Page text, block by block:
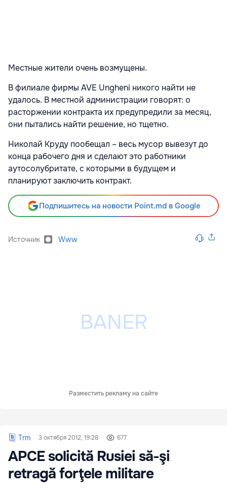
Местные жители очень возмущены.
В филиале фирмы AVE Ungheni никого найти не
удалось. В местной администрации говорят: о
расторжении контракта их предупредили за месяц,
они пытались найти решение, но тщетно.
Николай Круду пообещал – весь мусор вывезут до
конца рабочего дня и сделают это работники
аутосолубритате, с которыми в будущем и
планируют заключить контракт.
Подпишитесь на новости Point.md в Google
Источник Www
Разместить рекламу на сайте
Trm 3 октября 2012, 19:28 677
APCE solicită Rusiei să-şi
retragă forţele militare